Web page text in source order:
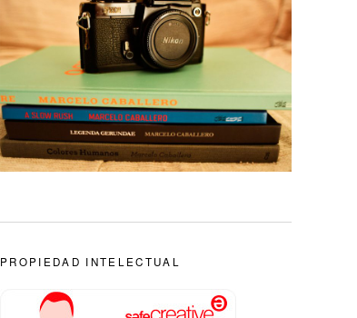
PROPIEDAD INTELECTUAL